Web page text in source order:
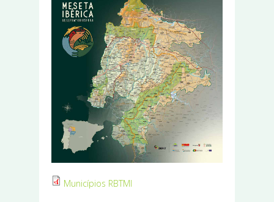
Municípios RBTMI